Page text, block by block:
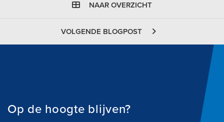
NAAR OVERZICHT
VOLGENDE BLOGPOST
Op de hoogte blijven?